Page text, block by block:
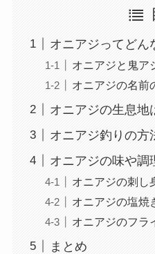
オニアジってどん
オニアジと鬼ア
オニアジの名前
オニアジの生息地
オニアジ釣りの方
オニアジの味や調
オニアジの刺し
オニアジの塩焼
オニアジのフラ
まとめ